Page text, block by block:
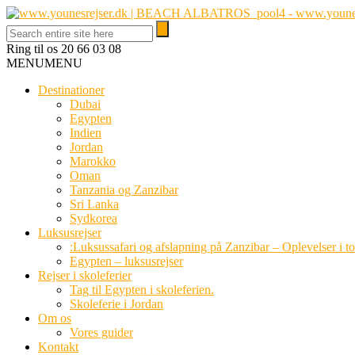
Ring til os 20 66 03 08
MENUMENU
Destinationer
Dubai
Egypten
Indien
Jordan
Marokko
Oman
Tanzania og Zanzibar
Sri Lanka
Sydkorea
Luksusrejser
:Luksussafari og afslapning på Zanzibar – Oplevelser i
Egypten – luksusrejser
Rejser i skoleferier
Tag til Egypten i skoleferien.
Skoleferie i Jordan
Om os
Vores guider
Kontakt